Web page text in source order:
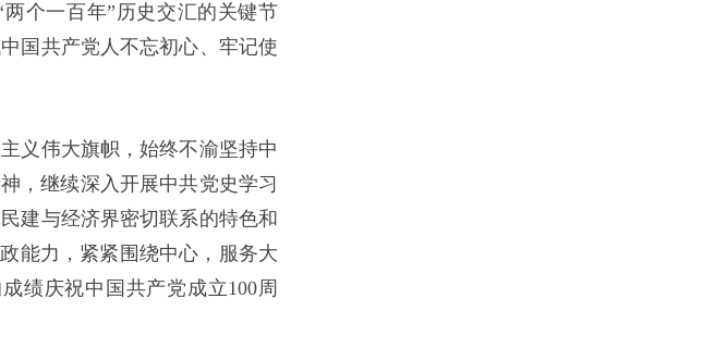
个一百年”历史交汇的关键节
国共产党人不忘初心、牢记使
义伟大旗帜，始终不渝坚持中
，继续深入开展中共党史学习
建与经济界密切联系的特色和
能力，紧紧围绕中心，服务大
绩庆祝中国共产党成立100周